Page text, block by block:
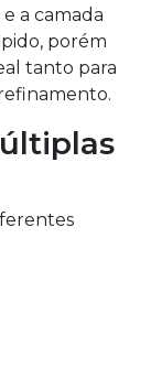
e a camada
porém
tanto para